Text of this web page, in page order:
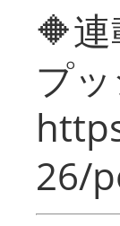
🔶
プ
26/